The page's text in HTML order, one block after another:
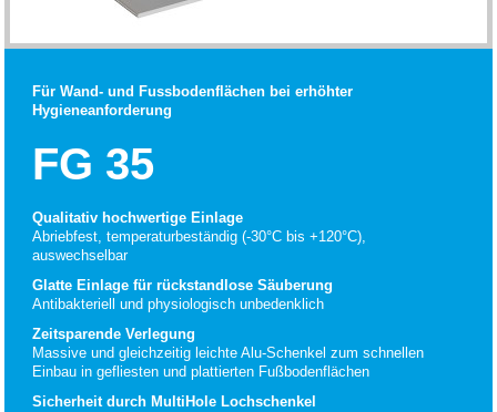
Für Wand- und Fussbodenflächen bei erhöhter
Hygieneanforderung
FG 35
Qualitativ hochwertige Einlage
Abriebfest, temperaturbeständig (-30°C bis +120°C),
auswechselbar
Glatte Einlage für rückstandlose Säuberung
Antibakteriell und physiologisch unbedenklich
Zeitsparende Verlegung
Massive und gleichzeitig leichte Alu-Schenkel zum schnellen
Einbau in gefliesten und plattierten Fußbodenflächen
Sicherheit durch MultiHole Lochschenkel